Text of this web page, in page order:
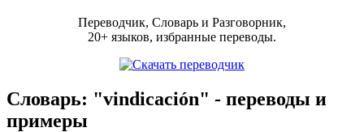
Переводчик, Словарь и Разговорник,
20+ языков, избранные переводы.
Словарь: "vindicación" - переводы и
примеры